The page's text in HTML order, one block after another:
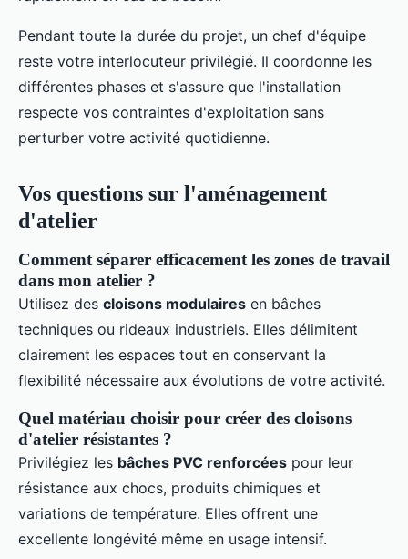
Pendant toute la durée du projet, un chef d'équipe
reste votre interlocuteur privilégié. Il coordonne les
différentes phases et s'assure que l'installation
respecte vos contraintes d'exploitation sans
perturber votre activité quotidienne.
Vos questions sur l'aménagement
d'atelier
Comment séparer efficacement les zones de travail
dans mon atelier ?
Utilisez des cloisons modulaires en bâches
techniques ou rideaux industriels. Elles délimitent
clairement les espaces tout en conservant la
flexibilité nécessaire aux évolutions de votre activité.
Quel matériau choisir pour créer des cloisons
d'atelier résistantes ?
Privilégiez les bâches PVC renforcées pour leur
résistance aux chocs, produits chimiques et
variations de température. Elles offrent une
excellente longévité même en usage intensif.